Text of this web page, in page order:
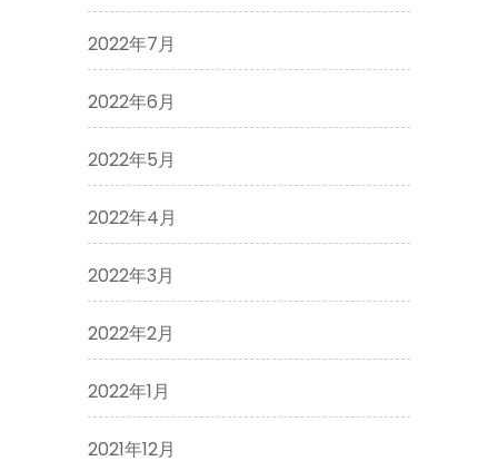
2022年7月
2022年6月
2022年5月
2022年4月
2022年3月
2022年2月
2022年1月
2021年12月